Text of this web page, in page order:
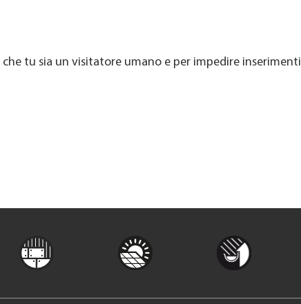
tu sia un visitatore umano e per impedire inserimenti